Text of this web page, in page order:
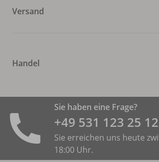
Versand
Handel
Sie haben eine Frage?
+49 531 ­123 25
Sie erreichen uns heute
18:00 Uhr.